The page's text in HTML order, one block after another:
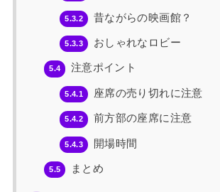
5.3.2 昔ながらの映画館？
5.3.3 おしゃれなロビー
5.4 注意ポイント
5.4.1 座席の売り切れに注意
5.4.2 前方部の座席に注意
5.4.3 開場時間
5.5 まとめ